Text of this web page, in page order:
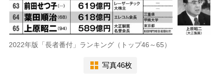
2022年版「長者番付」ランキング（トップ46～65）
写真46枚